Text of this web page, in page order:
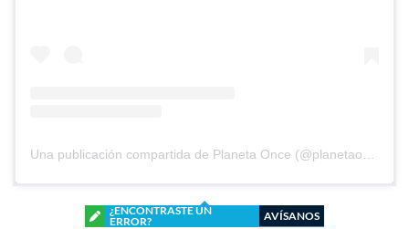
¿ENCONTRASTE UN
ERROR?
AVÍSANOS